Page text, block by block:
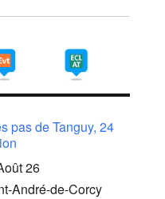
pas de Tanguy, 24
26
André-de-Corcy